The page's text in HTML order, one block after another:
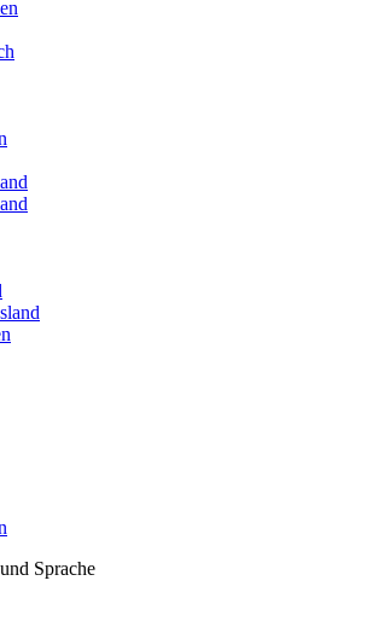
Sprache